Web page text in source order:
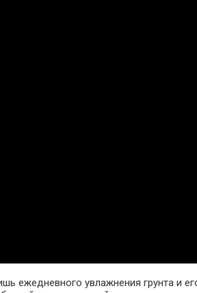
ежедневного увлажнения грунта и